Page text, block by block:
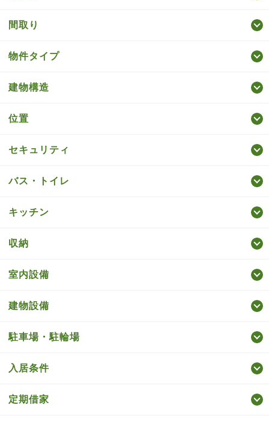
間取り
物件タイプ
建物構造
位置
セキュリティ
バス・トイレ
キッチン
収納
室内設備
建物設備
駐車場・駐輪場
入居条件
定期借家